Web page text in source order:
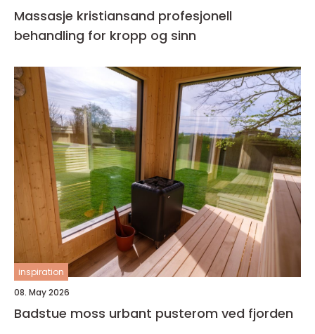
Massasje kristiansand profesjonell
behandling for kropp og sinn
inspiration
08. May 2026
Badstue moss urbant pusterom ved fjorden